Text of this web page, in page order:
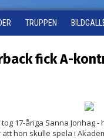
TRUPPEN
fick A-
17-åriga Sanna Jonhag -
att hon skulle spela i